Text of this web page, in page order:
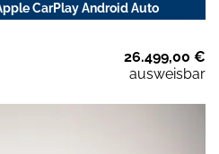
CarPlay Android Auto
26.499,00 €
ausweisbar